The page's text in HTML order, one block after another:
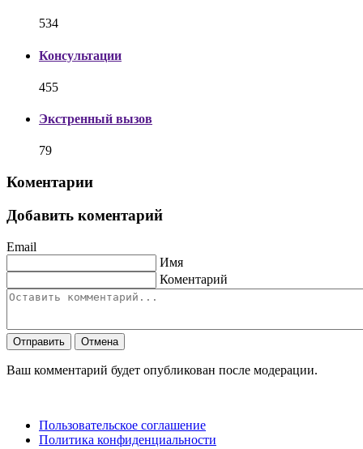
534
Консультации
455
Экстренный вызов
79
Коментарии
Добавить коментарий
Email
Имя
Коментарий
Отправить Отмена
Ваш комментарий будет опубликован после модерации.
Пользовательское соглашение
Политика конфиденциальности